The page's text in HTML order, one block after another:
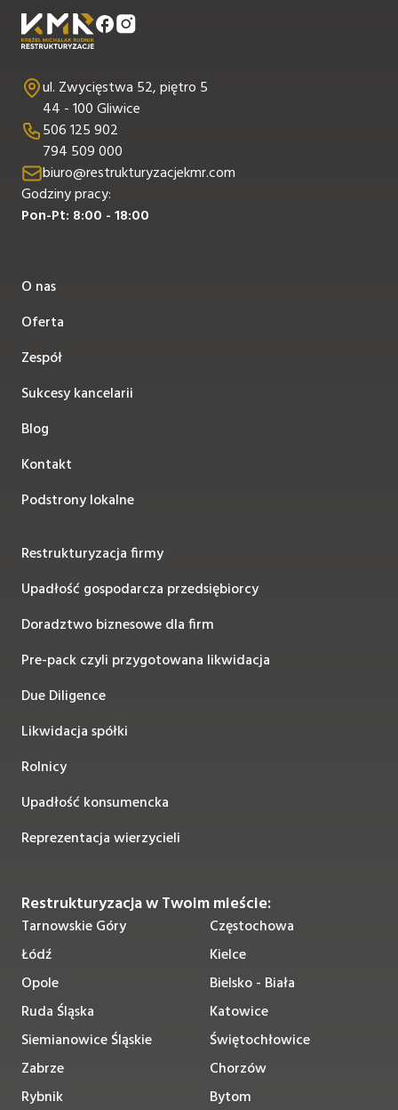
ul. Zwycięstwa 52, piętro 5
44 - 100 Gliwice
506 125 902
794 509 000
biuro@restrukturyzacjekmr.com
Godziny pracy:
Pon-Pt: 8:00 - 18:00
O nas
Oferta
Zespół
Sukcesy kancelarii
Blog
Kontakt
Podstrony lokalne
Restrukturyzacja firmy
Upadłość gospodarcza przedsiębiorcy
Doradztwo biznesowe dla firm
Pre-pack czyli przygotowana likwidacja
Due Diligence
Likwidacja spółki
Rolnicy
Upadłość konsumencka
Reprezentacja wierzycieli
Restrukturyzacja w Twoim mieście:
Tarnowskie Góry
Częstochowa
Łódź
Kielce
Opole
Bielsko - Biała
Ruda Śląska
Katowice
Siemianowice Śląskie
Świętochłowice
Zabrze
Chorzów
Rybnik
Bytom